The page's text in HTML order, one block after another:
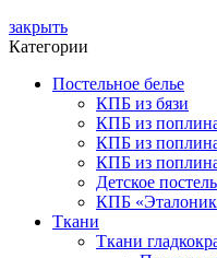
закрыть
Категории
Постельное белье
КПБ из бязи
КПБ из
КПБ из
КПБ из
Детское
КПБ
Ткани
Ткани